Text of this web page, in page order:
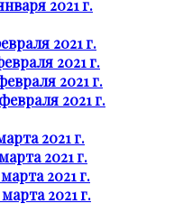
2021 г.
2021 г.
2021 г.
2021 г.
2021 г.
2021 г.
2021 г.
2021 г.
2021 г.